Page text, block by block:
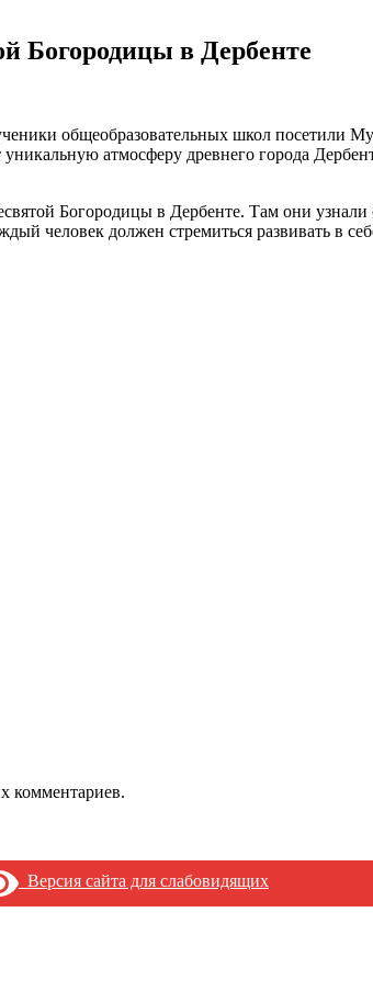
Богородицы в Дербенте
общеобразовательных школ посетили
атмосферу древнего города
Богородицы в Дербенте. Там они
человек должен стремиться развивать в
комментариев.
Версия сайта для слабовидящих